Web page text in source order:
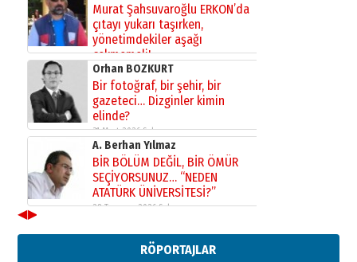
Murat Şahsuvaroğlu ERKON’da
çıtayı yukarı taşırken,
yönetimdekiler aşağı
çekmemeli!
17 Şubat 2026 SalıOrhan BOZKURT
Bir fotoğraf, bir şehir, bir
gazeteci… Dizginler kimin
elinde?
31 Mart 2026 Salı
A. Berhan Yılmaz
BİR BÖLÜM DEĞİL, BİR ÖMÜR
SEÇİYORSUNUZ… “NEDEN
ATATÜRK ÜNİVERSİTESİ?”
28 Temmuz 2026 Salı
Ahmed Yesevi’den bir Alperen…
”Reisimiz” idi… Hakka yürüdü.!
◀▶
RÖPORTAJLAR